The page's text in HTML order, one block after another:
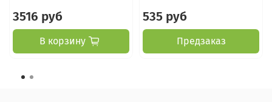
3516 руб
В корзину
535 руб
Предзаказ